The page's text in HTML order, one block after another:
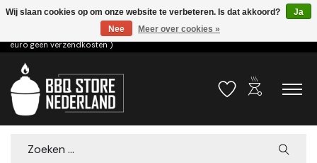
Voor 15.00u besteld dezelfde dag verzonden! ( 6,95 verzendkosten, vanaf 75
euro geen verzendkosten )
Verlanglijst
outdoor_grill
Zoeken
Wij slaan cookies op om onze website te verbeteren. Is dat akkoord?
Ja
Nee
Meer over cookies »